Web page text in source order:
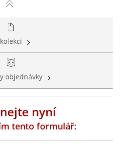
objednávky
nyní
tento formulář: